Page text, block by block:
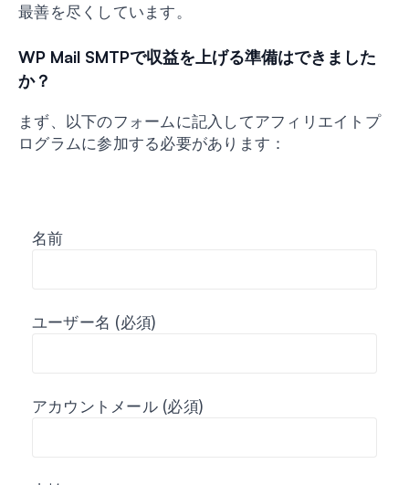
最善を尽くしています。
WP Mail SMTPで収益を上げる準備はできました
か？
まず、以下のフォームに記入してアフィリエイトプ
ログラムに参加する必要があります：
名前
ユーザー名 (必須)
アカウントメール (必須)